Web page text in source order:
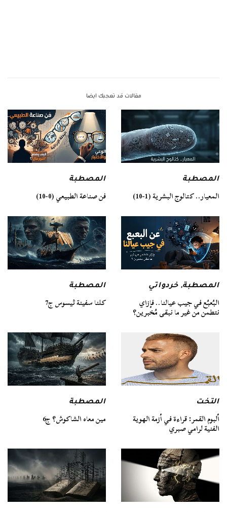
مقالات قد تعجبك ايضا
المصطبة
المعيار.. كتالوج البشرية (1-10)
المصطبة
فن صناعة الطبيعي (0-10)
المصطبة,خردواتي
البُعبُع في جيب عيالنا.. فإزاي
نتطمن من غير ما نبقى مُخبرين؟
المصطبة
كلنا سفينة ثيسوس ج7
التخت
ألبوم القمر: قراءة في أزمة الهوية
الفنية لرامي صبري
المصطبة
مين معاه الشاكوش؟ ج6